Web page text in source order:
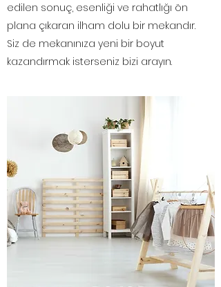
edilen sonuç, esenliği ve rahatlığı ön
plana çıkaran ilham dolu bir mekandır.
Siz de mekanınıza yeni bir boyut
kazandırmak isterseniz bizi arayın.